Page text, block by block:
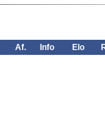
Af. Info Elo